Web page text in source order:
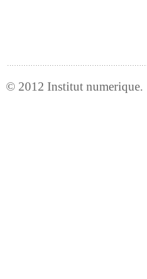
© 2012 Institut numerique.